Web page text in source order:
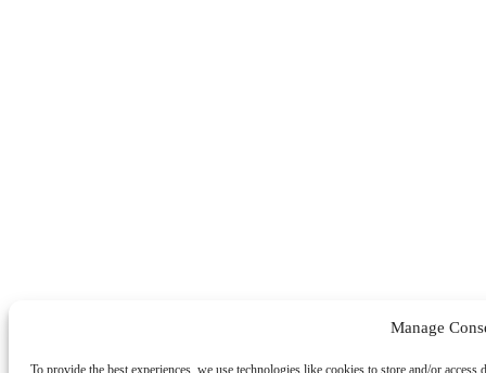
Manage
To provide the best experiences, we use technologies like cookies to store and/or